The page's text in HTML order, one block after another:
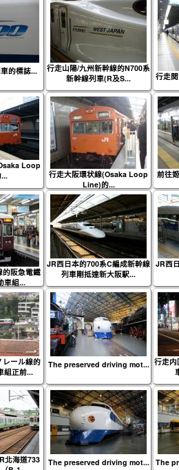
的標誌...
行走山陽/九州新幹線的N700系
新幹線列車(R及S...
行走
Loop
行走大阪環状線(Osaka Loop
Line)的...
前往
的阪急電鐵
車組...
JR西日本的700系C編成新幹線
列車剛抵達新大阪駅...
JR西
レール線的
組正前...
The preserved driving mot... 行走内
北海道733
The preserved driving mot... The